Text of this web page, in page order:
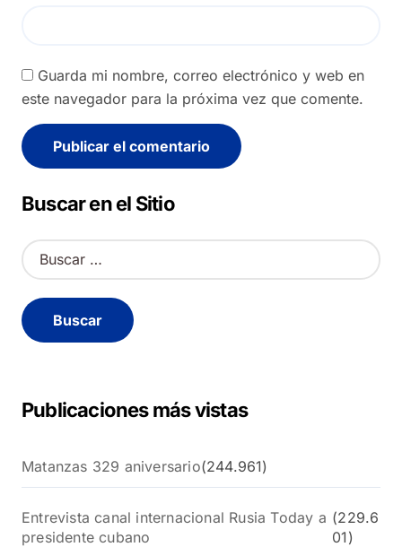
Guarda mi nombre, correo electrónico y web en
este navegador para la próxima vez que comente.
Buscar en el Sitio
B
u
c
a
Publicaciones más vistas
Matanzas 329 aniversario(244.961)
Entrevista canal internacional Rusia Today a
presidente cubano
(229.6
01)